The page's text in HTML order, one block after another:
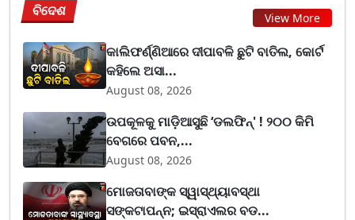
ବିଦେଶ View More
କାଲିଫର୍ଣ୍ଣିଆରେ ଦୀପାବଳି ଛୁଟି ବାତିଲ, କୋର୍ଟ
କହିଲେ ଅସା...
August 08, 2026
ଉପକୂଳକୁ ମାଡ଼ିଆସୁଛି ‘ଡଲଫିନ୍' ! ୨୦୦ କିମି
ବେଗରେ ପବନ,...
August 08, 2026
ମୋଜତାବାଙ୍କ ସ୍ୱାସ୍ଥ୍ୟାବସ୍ଥା
ସଙ୍କଟାପନ୍ନ; ଇସ୍ରାଏଲର ବଡ...